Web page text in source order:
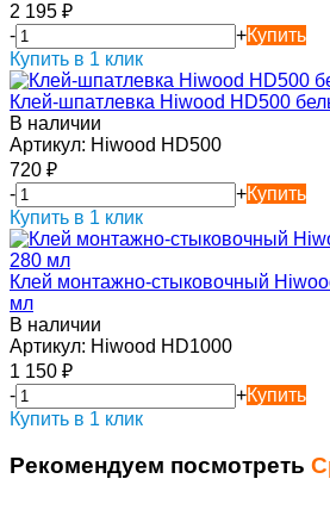
2 195 ₽
-
+Купить
Купить в 1 клик
Клей-шпатлевка Hiwood HD500
В наличии
Артикул: Hiwood HD500
720 ₽
-
+Купить
Купить в 1 клик
Клей монтажно-стыковочный
мл
В наличии
Артикул: Hiwood HD1000
1 150 ₽
-
+Купить
Купить в 1 клик
Рекомендуем посмотреть